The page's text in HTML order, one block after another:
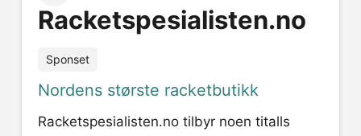
Racketspesialisten.no
Sponset
Nordens største racketbutikk
Racketspesialisten.no tilbyr noen titalls